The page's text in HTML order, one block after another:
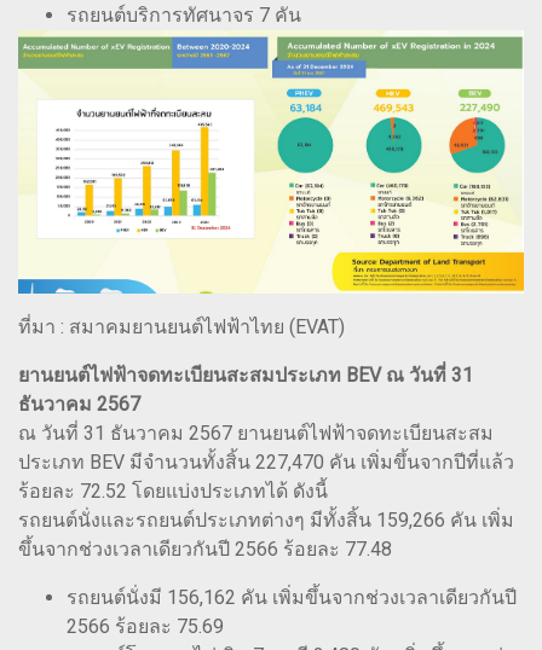
รถยนต์บริการทัศนาจร 7 คัน
ที่มา : สมาคมยานยนต์ไฟฟ้าไทย (EVAT)
ยานยนต์ไฟฟ้าจดทะเบียนสะสมประเภท BEV ณ วันที่ 31
ธันวาคม 2567
ณ วันที่ 31 ธันวาคม 2567 ยานยนต์ไฟฟ้าจดทะเบียนสะสม
ประเภท BEV มีจำนวนทั้งสิ้น 227,470 คัน เพิ่มขึ้นจากปีที่แล้ว
ร้อยละ 72.52 โดยแบ่งประเภทได้ ดังนี้
รถยนต์นั่งและรถยนต์ประเภทต่างๆ มีทั้งสิ้น 159,266 คัน เพิ่ม
ขึ้นจากช่วงเวลาเดียวกันปี 2566 ร้อยละ 77.48
รถยนต์นั่งมี 156,162 คัน เพิ่มขึ้นจากช่วงเวลาเดียวกันปี
2566 ร้อยละ 75.69